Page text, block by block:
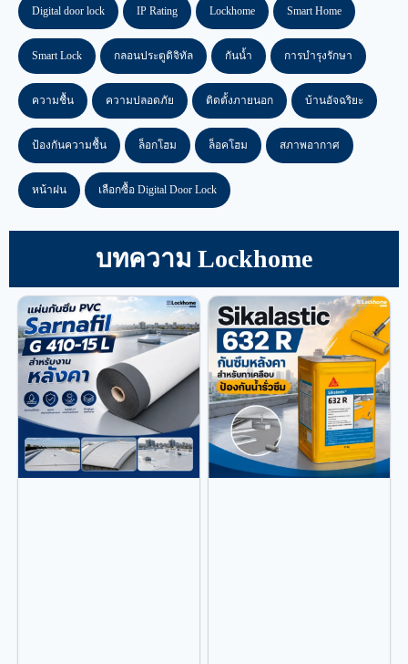
Digital door lock IP Rating Lockhome Smart Home
Smart Lock กลอนประตูดิจิทัล กันน้ำ การบำรุงรักษา
ความชื้น ความปลอดภัย ติดตั้งภายนอก บ้านอัจฉริยะ
ป้องกันความชื้น ล็อกโฮม ล็อคโฮม สภาพอากาศ
หน้าฝน เลือกซื้อ Digital Door Lock
บทความ Lockhome